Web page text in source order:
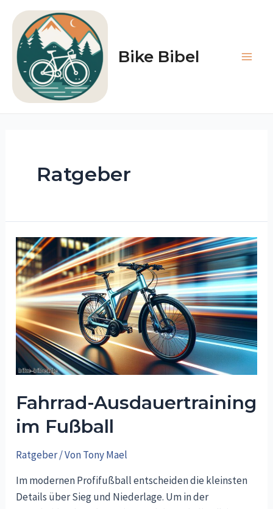
Inhalt
springen
Bike Bibel
Ratgeber
Fahrrad-Ausdauertraining
im Fußball
Ratgeber/ VonTony Mael
Im modernen Profifußball entscheiden die kleinsten
Details über Sieg und Niederlage. Um in der